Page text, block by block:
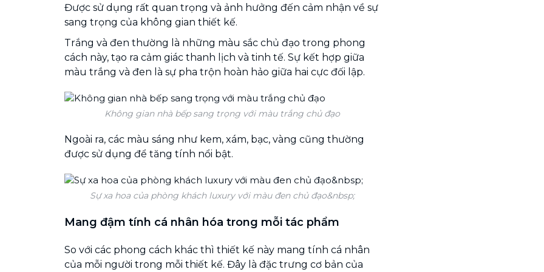
Được sử dụng rất quan trọng và ảnh hưởng đến cảm nhận về sự
sang trọng của không gian thiết kế.
Trắng và đen thường là những màu sắc chủ đạo trong phong
cách này, tạo ra cảm giác thanh lịch và tinh tế. Sự kết hợp giữa
màu trắng và đen là sự pha trộn hoàn hảo giữa hai cực đối lập.
Không gian nhà bếp sang trọng với màu trắng chủ đạo
Ngoài ra, các màu sáng như kem, xám, bạc, vàng cũng thường
được sử dụng để tăng tính nổi bật.
Sự xa hoa của phòng khách luxury với màu đen chủ đạo&nbsp;
Mang đậm tính cá nhân hóa trong mỗi tác phẩm
So với các phong cách khác thì thiết kế này mang tính cá nhân
của mỗi người trong mỗi thiết kế. Đây là đặc trưng cơ bản của